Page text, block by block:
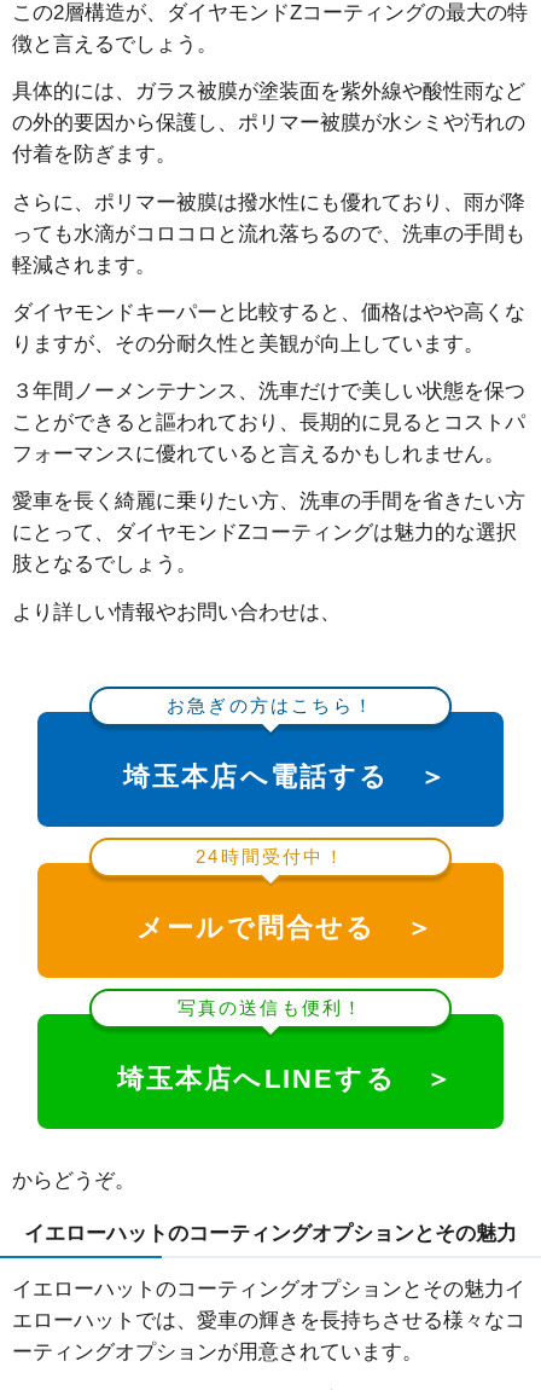
この2層構造が、ダイヤモンドZコーティングの最大の特
徴と言えるでしょう。
具体的には、ガラス被膜が塗装面を紫外線や酸性雨など
の外的要因から保護し、ポリマー被膜が水シミや汚れの
付着を防ぎます。
さらに、ポリマー被膜は撥水性にも優れており、雨が降
っても水滴がコロコロと流れ落ちるので、洗車の手間も
軽減されます。
ダイヤモンドキーパーと比較すると、価格はやや高くな
りますが、その分耐久性と美観が向上しています。
３年間ノーメンテナンス、洗車だけで美しい状態を保つ
ことができると謳われており、長期的に見るとコストパ
フォーマンスに優れていると言えるかもしれません。
愛車を長く綺麗に乗りたい方、洗車の手間を省きたい方
にとって、ダイヤモンドZコーティングは魅力的な選択
肢となるでしょう。
より詳しい情報やお問い合わせは、
お急ぎの方はこちら！
埼玉本店へ電話する ＞
24時間受付中！
メールで問合せる ＞
写真の送信も便利！
埼玉本店へLINEする ＞
からどうぞ。
イエローハットのコーティングオプションとその魅力
イエローハットのコーティングオプションとその魅力イ
エローハットでは、愛車の輝きを長持ちさせる様々なコ
ーティングオプションが用意されています。